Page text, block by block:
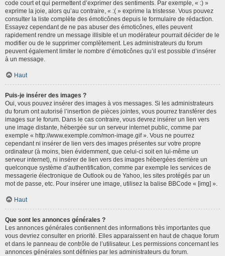
code court et qui permettent d’exprimer des sentiments. Par exemple, « :) »
exprime la joie, alors qu’au contraire, « :( » exprime la tristesse. Vous pouvez
consulter la liste complète des émoticônes depuis le formulaire de rédaction.
Essayez cependant de ne pas abuser des émoticônes, elles peuvent
rapidement rendre un message illisible et un modérateur pourrait décider de le
modifier ou de le supprimer complètement. Les administrateurs du forum
peuvent également limiter le nombre d’émoticônes qu’il est possible d’insérer
à un message.
Haut
Puis-je insérer des images ?
Oui, vous pouvez insérer des images à vos messages. Si les administrateurs
du forum ont autorisé l’insertion de pièces jointes, vous pourrez transférer des
images sur le forum. Dans le cas contraire, vous devrez insérer un lien vers
une image distante, hébergée sur un serveur internet public, comme par
exemple « http://www.exemple.com/mon-image.gif ». Vous ne pourrez
cependant ni insérer de lien vers des images présentes sur votre propre
ordinateur (à moins, bien évidemment, que celui-ci soit en lui-même un
serveur internet), ni insérer de lien vers des images hébergées derrière un
quelconque système d’authentification, comme par exemple les services de
messagerie électronique de Outlook ou de Yahoo, les sites protégés par un
mot de passe, etc. Pour insérer une image, utilisez la balise BBCode « [img] ».
Haut
Que sont les annonces générales ?
Les annonces générales contiennent des informations très importantes que
vous devriez consulter en priorité. Elles apparaissent en haut de chaque forum
et dans le panneau de contrôle de l’utilisateur. Les permissions concernant les
annonces générales sont définies par les administrateurs du forum.